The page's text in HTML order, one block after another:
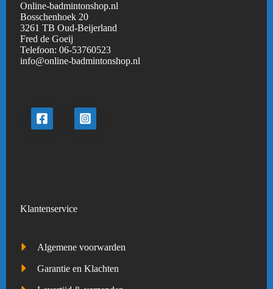
Online-badmintonshop.nl
Bosschenhoek 20
3261 TB Oud-Beijerland
Fred de Goeij
Telefoon:06-53760523
info@online-badmintonshop.nl
Klantenservice
Algemene voorwarden
Garantie en Klachten